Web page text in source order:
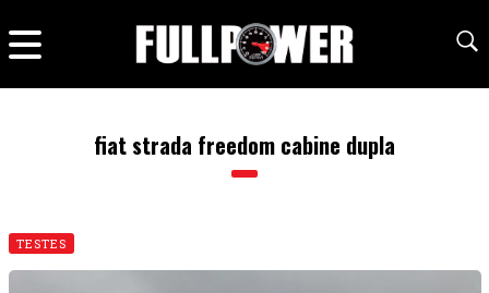
fiat strada freedom cabine dupla
TESTES